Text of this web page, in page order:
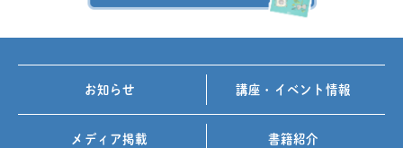
お知らせ 講座・イベント情報
メディア掲載 書籍紹介